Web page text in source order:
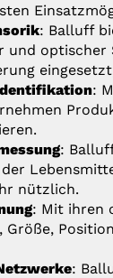
: Balluff
und optischer
:
:
der
nützlich.
: Mit ihren
Größe,
: